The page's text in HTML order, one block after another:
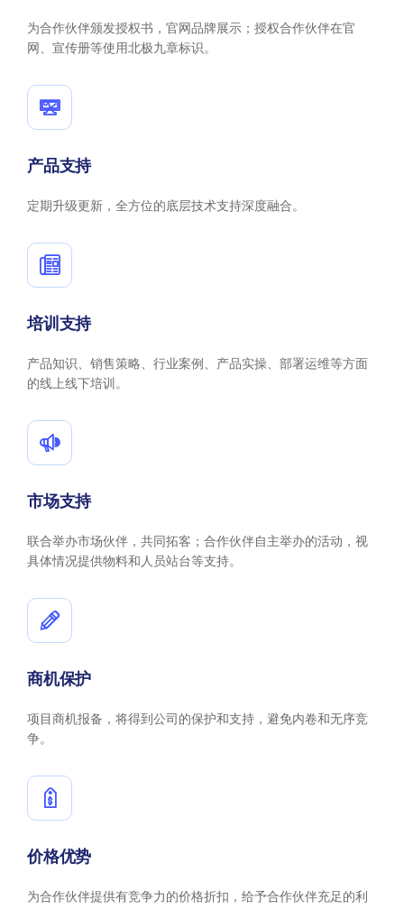
为合作伙伴颁发授权书，官网品牌展示；授权合作伙伴在官
网、宣传册等使用北极九章标识。
产品支持
定期升级更新，全方位的底层技术支持深度融合。
培训支持
产品知识、销售策略、行业案例、产品实操、部署运维等方面
的线上线下培训。
市场支持
联合举办市场伙伴，共同拓客；合作伙伴自主举办的活动，视
具体情况提供物料和人员站台等支持。
商机保护
项目商机报备，将得到公司的保护和支持，避免内卷和无序竞
争。
价格优势
为合作伙伴提供有竞争力的价格折扣，给予合作伙伴充足的利